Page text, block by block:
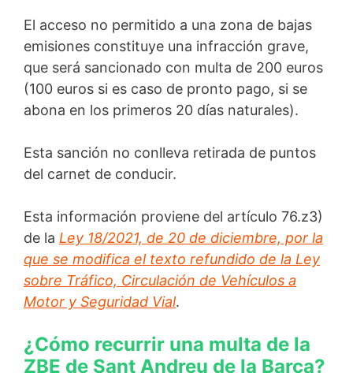
El acceso no permitido a una zona de bajas
emisiones constituye una infracción grave,
que será sancionado con multa de 200 euros
(100 euros si es caso de pronto pago, si se
abona en los primeros 20 días naturales).
Esta sanción no conlleva retirada de puntos
del carnet de conducir.
Esta información proviene del artículo 76.z3)
de la Ley 18/2021, de 20 de diciembre, por la
que se modifica el texto refundido de la Ley
sobre Tráfico, Circulación de Vehículos a
Motor y Seguridad Vial.
¿Cómo recurrir una multa de la
ZBE de Sant Andreu de la Barca?